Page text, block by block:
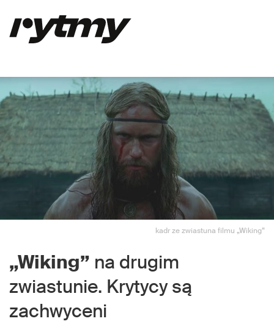
kadr ze zwiastuna filmu „Wiking”
„Wiking” na drugim
zwiastunie. Krytycy są
zachwyceni